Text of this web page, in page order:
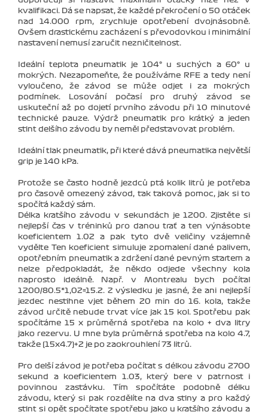
kvalifikaci. Dá se napsat, že každé překročení o 50 otáček
nad 14.000 rpm, zrychluje opotřebení dvojnásobně.
Ovšem drastickému zacházení s převodovkou i minimální
nastavení nemusí zaručit nezničitelnost.
Ideální teplota pneumatik je 104° u suchých a 60° u
mokrých. Nezapomeňte, že používáme RFE a tedy není
vyloučeno, že závod se může odjet i za mokrých
podmínek. Losování počasí pro druhý závod se
uskuteční až po dojetí prvního závodu při 10 minutové
technické pauze. Výdrž pneumatik pro krátký a jeden
stint delšího závodu by neměl představovat problém.
Ideální tlak pneumatik, při které dává pneumatika největší
grip je 140 kPa.
Protože se často hodně jezdců ptá kolik litrů je potřeba
pro časově omezený závod, tak taková pomoc, jak si to
spočítá každý sám.
Délka kratšího závodu v sekundách je 1200. Zjistěte si
nejlepší čas v tréninků pro danou trať a ten výnásobte
koeficientem 1.02 a pak tyto dvě veličiny vzájemně
vydělte Ten koeficient simuluje zpomalení dané palivem,
opotřebním pneumatik a zdržení dané pevným startem a
nelze předpokladát, že někdo odjede všechny kola
naprosto ideálně. Např. v Montrealu bych počítal
1200/80.5*1,02=15.2. Z výsledku je jasné, že ani nejlepší
jezdec nestihne vjet během 20 min do 16. kola, takže
závod určitě nebude trvat více jak 15 kol. Spotřebu pak
spočítáme 15 x průměrná spotřeba na kolo + dva litry
jako rezervu. U mne byla průměrná spotřeba na kolo 4.7,
takže (15x4.7)+2 je po zaokrouhlení 73 litrů.
Pro delší závod je potřeba počítat s délkou závodu 2700
sekund a koeficientem 1.03, který bere v patrnost i
povinnou zastávku. Tím spočítáte podobně délku
závodu, který si pak rozdělíte na dva stiny a pro každý
stint si opět spočítate spotřebu jako u kratšího závodu a